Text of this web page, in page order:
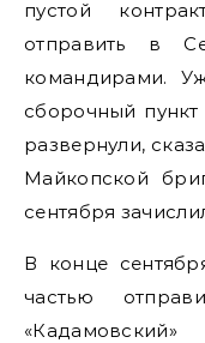
пустой
отправить в
командирами.
сборочный пункт
развернули,
Майкопской
сентября
В конце
частью